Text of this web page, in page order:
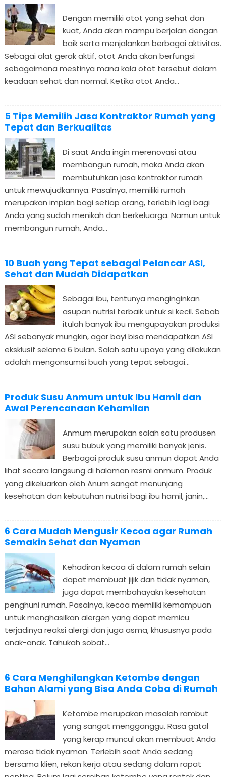
Dengan memiliki otot yang sehat dan
kuat, Anda akan mampu berjalan dengan
baik serta menjalankan berbagai aktivitas.
Sebagai alat gerak aktif, otot Anda akan berfungsi
sebagaimana mestinya mana kala otot tersebut dalam
keadaan sehat dan normal. Ketika otot Anda...
5 Tips Memilih Jasa Kontraktor Rumah yang
Tepat dan Berkualitas
Di saat Anda ingin merenovasi atau
membangun rumah, maka Anda akan
membutuhkan jasa kontraktor rumah
untuk mewujudkannya. Pasalnya, memiliki rumah
merupakan impian bagi setiap orang, terlebih lagi bagi
Anda yang sudah menikah dan berkeluarga. Namun untuk
membangun rumah, Anda...
10 Buah yang Tepat sebagai Pelancar ASI,
Sehat dan Mudah Didapatkan
Sebagai ibu, tentunya menginginkan
asupan nutrisi terbaik untuk si kecil. Sebab
itulah banyak ibu mengupayakan produksi
ASI sebanyak mungkin, agar bayi bisa mendapatkan ASI
eksklusif selama 6 bulan. Salah satu upaya yang dilakukan
adalah mengonsumsi buah yang tepat sebagai...
Produk Susu Anmum untuk Ibu Hamil dan
Awal Perencanaan Kehamilan
Anmum merupakan salah satu produsen
susu bubuk yang memiliki banyak jenis.
Berbagai produk susu anmun dapat Anda
lihat secara langsung di halaman resmi anmum. Produk
yang dikeluarkan oleh Anum sangat menunjang
kesehatan dan kebutuhan nutrisi bagi ibu hamil, janin,...
6 Cara Mudah Mengusir Kecoa agar Rumah
Semakin Sehat dan Nyaman
Kehadiran kecoa di dalam rumah selain
dapat membuat jijik dan tidak nyaman,
juga dapat membahayakn kesehatan
penghuni rumah. Pasalnya, kecoa memiliki kemampuan
untuk menghasilkan alergen yang dapat memicu
terjadinya reaksi alergi dan juga asma, khususnya pada
anak-anak. Tahukah sobat...
6 Cara Menghilangkan Ketombe dengan
Bahan Alami yang Bisa Anda Coba di Rumah
Ketombe merupakan masalah rambut
yang sangat mengganggu. Rasa gatal
yang kerap muncul akan membuat Anda
merasa tidak nyaman. Terlebih saat Anda sedang
bersama klien, rekan kerja atau sedang dalam rapat